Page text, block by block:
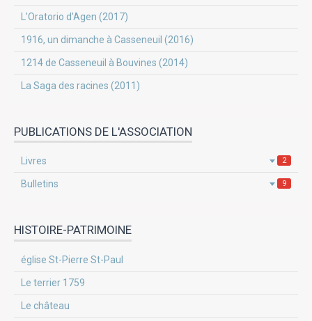
L'Oratorio d'Agen (2017)
1916, un dimanche à Casseneuil (2016)
1214 de Casseneuil à Bouvines (2014)
La Saga des racines (2011)
PUBLICATIONS DE L'ASSOCIATION
Livres 2
Bulletins 9
HISTOIRE-PATRIMOINE
église St-Pierre St-Paul
Le terrier 1759
Le château